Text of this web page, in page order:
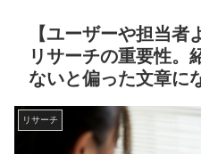
【ユーザーや担当
リサーチの重要性。
ないと偏った文章に
リサーチ